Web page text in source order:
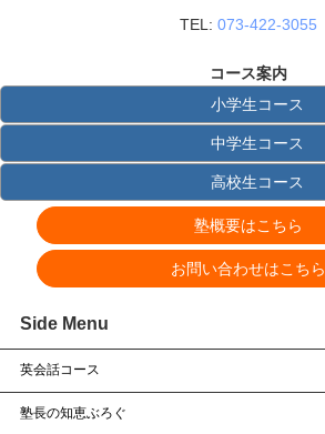
TEL: 073-422-3055
コース案内
小学生コース
中学生コース
高校生コース
塾概要はこちら
お問い合わせはこちら
Side Menu
英会話コース
塾長の知恵ぶろぐ